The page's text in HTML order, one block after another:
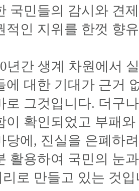
국민들의 감시와 견
적인 지위를 한껏 향
년간 생계 차원에서
에 대한 기대가 근거
로 그것입니다. 더구
이 확인되었고 부패
당에, 진실을 은폐하
활용하여 국민의 눈
리로 만들고 있는 것입